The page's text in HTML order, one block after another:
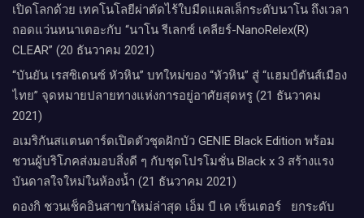
เปิดโลกด้วย เทคโนโลยีผ่าตัดไร้ใบมีดแผลเล็กระดับนาโน ถึงเวลา
ถอดแว่นหนาเตอะกับ “นาโน รีเลกซ์ เคลียร์-NanoRelex(R)
CLEAR” (20 ธันวาคม 2021)
“บันยัน เรสซิเดนซ์ หัวหิน” บทใหม่ของ “หัวหิน” สู่ “แฮมป์ตันส์เมือง
ไทย” จุดหมายปลายทางแห่งการอยู่อาศัยสุดหรู (21 ธันวาคม
2021)
อเมริกันสแตนดาร์ดเปิดตัวชุดฝักบัว GENIE Black Edition พร้อม
ชวนผู้บริโภคส่งมอบสิ่งดี ๆ กับชุดโปรโมชั่น Black x 3 สร้างแรง
บันดาลใจใหม่ในห้องน้ำ (21 ธันวาคม 2021)
ดองกิ ชวนเช็คอินสาขาใหม่ล่าสุด เอ็ม บี เค เซ็นเตอร์ ยกระดับ